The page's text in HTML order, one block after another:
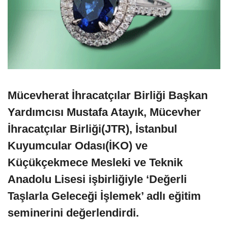
Mücevherat İhracatçılar Birliği Başkan
Yardımcısı Mustafa Atayık, Mücevher
İhracatçılar Birliği(JTR), İstanbul
Kuyumcular Odası(İKO) ve
Küçükçekmece Mesleki ve Teknik
Anadolu Lisesi işbirliğiyle ‘Değerli
Taşlarla Geleceği İşlemek’ adlı eğitim
seminerini değerlendirdi.